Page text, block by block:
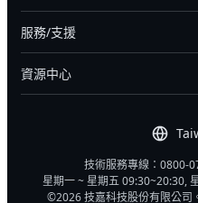
服務/支援
資源中心
技術服務專線：0800-
星期一 ~ 星期五 09:30~20:30,
©2026 技嘉科技股份有限公司